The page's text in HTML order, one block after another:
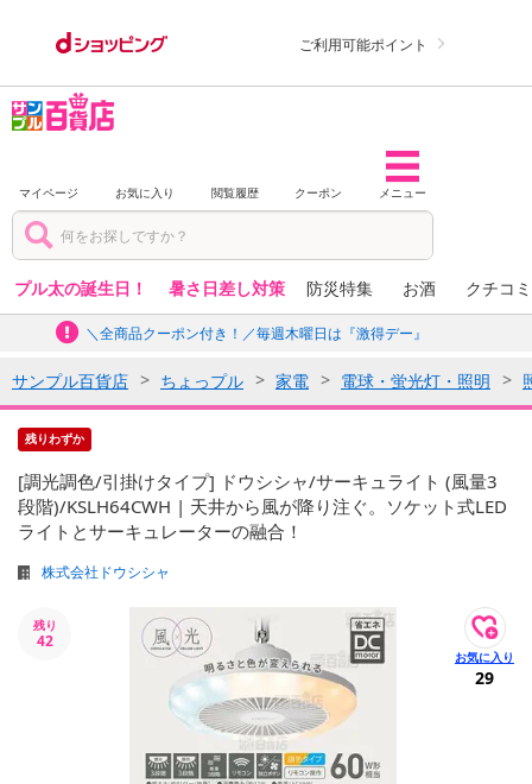
ご利用可能ポイント
マイページ お気に入り 閲覧履歴 クーポン メニュー
プル太の誕生日！ 暑さ日差し対策 防災特集 お酒 クチコ
＼全商品クーポン付き！／毎週木曜日は『激得デー』
サンプル百貨店 ちょっプル 家電 電球・蛍光灯・照明
残りわずか
[調光調色/引掛けタイプ] ドウシシャ/サーキュライト (風量3
段階)/KSLH64CWH | 天井から風が降り注ぐ。ソケット式LED
ライトとサーキュレーターの融合！
株式会社ドウシシャ
残り
42
29